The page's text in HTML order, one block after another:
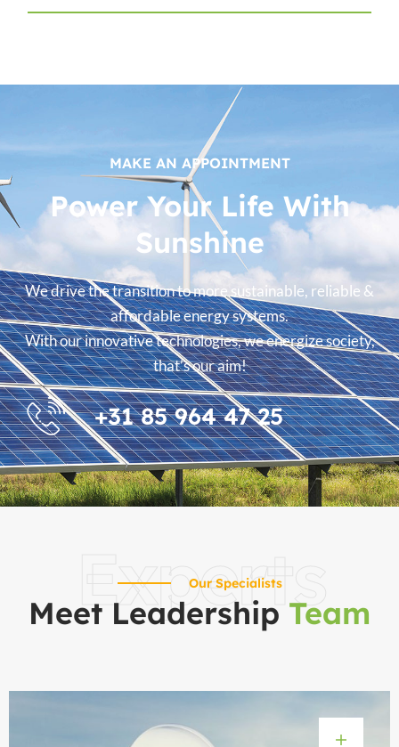
MAKE AN APPOINTMENT
Power Your Life With
Sunshine
We drive the transition to more sustainable, reliable &
affordable energy systems.
With our innovative technologies, we energize society,
that’s our aim!
+31 85 964 47 25
Experts
Our Specialists
Meet Leadership Team